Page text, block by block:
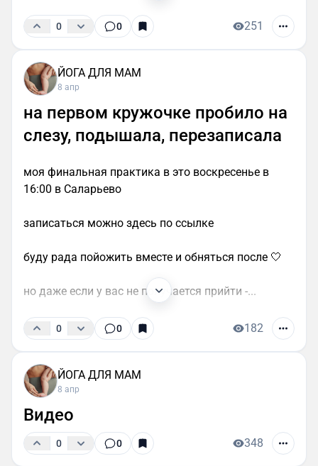
0 0 251
ЙОГА ДЛЯ МАМ
8 апр
на первом кружочке пробило на
слезу, подышала, перезаписала
моя финальная практика в это воскресенье в
16:00 в Саларьево
записаться можно здесь по ссылке
буду рада пойожить вместе и обняться после 🤍
но даже если у вас не получается прийти -...
0 0 182
ЙОГА ДЛЯ МАМ
8 апр
Видео
0 0 348